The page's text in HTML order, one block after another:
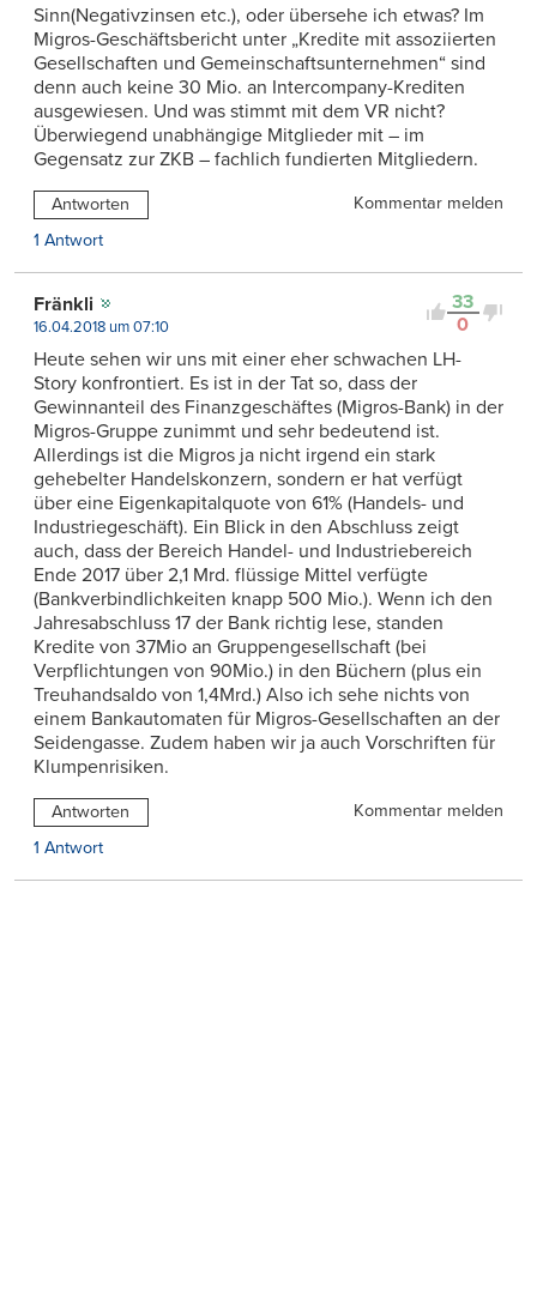
Sinn(Negativzinsen etc.), oder übersehe ich etwas? Im
Migros-Geschäftsbericht unter „Kredite mit assoziierten
Gesellschaften und Gemeinschaftsunternehmen“ sind
denn auch keine 30 Mio. an Intercompany-Krediten
ausgewiesen. Und was stimmt mit dem VR nicht?
Überwiegend unabhängige Mitglieder mit – im
Gegensatz zur ZKB – fachlich fundierten Mitgliedern.
Antworten
Kommentar melden
1 Antwort
33
0
Fränkli
16.04.2018 um 07:10
Heute sehen wir uns mit einer eher schwachen LH-
Story konfrontiert. Es ist in der Tat so, dass der
Gewinnanteil des Finanzgeschäftes (Migros-Bank) in der
Migros-Gruppe zunimmt und sehr bedeutend ist.
Allerdings ist die Migros ja nicht irgend ein stark
gehebelter Handelskonzern, sondern er hat verfügt
über eine Eigenkapitalquote von 61% (Handels- und
Industriegeschäft). Ein Blick in den Abschluss zeigt
auch, dass der Bereich Handel- und Industriebereich
Ende 2017 über 2,1 Mrd. flüssige Mittel verfügte
(Bankverbindlichkeiten knapp 500 Mio.). Wenn ich den
Jahresabschluss 17 der Bank richtig lese, standen
Kredite von 37Mio an Gruppengesellschaft (bei
Verpflichtungen von 90Mio.) in den Büchern (plus ein
Treuhandsaldo von 1,4Mrd.) Also ich sehe nichts von
einem Bankautomaten für Migros-Gesellschaften an der
Seidengasse. Zudem haben wir ja auch Vorschriften für
Klumpenrisiken.
Antworten
Kommentar melden
1 Antwort